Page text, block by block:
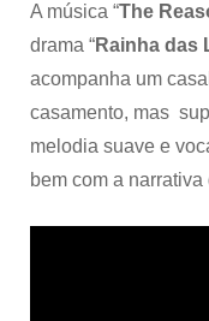
A música “The
drama “Rainha das
acompanha um
casamento, mas
melodia suave e
bem com a narrativa